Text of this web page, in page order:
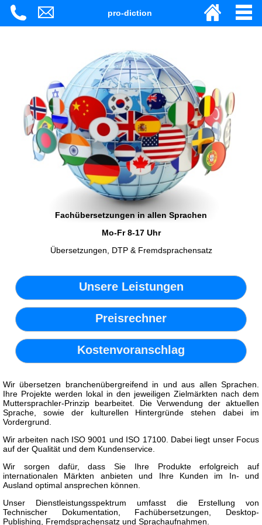
pro-diction
Fachübersetzungen in allen Sprachen
Mo-Fr 8-17 Uhr
Übersetzungen, DTP & Fremdsprachensatz
Unsere Leistungen
Preisrechner
Kostenvoranschlag
Wir übersetzen branchenübergreifend in und aus allen Sprachen.
Ihre Projekte werden lokal in den jeweiligen Zielmärkten nach dem
Muttersprachler-Prinzip bearbeitet. Die Verwendung der aktuellen
Sprache, sowie der kulturellen Hintergründe stehen dabei im
Vordergrund.
Wir arbeiten nach ISO 9001 und ISO 17100. Dabei liegt unser Focus
auf der Qualität und dem Kundenservice.
Wir sorgen dafür, dass Sie Ihre Produkte erfolgreich auf
internationalen Märkten anbieten und Ihre Kunden im In- und
Ausland optimal ansprechen können.
Unser Dienstleistungsspektrum umfasst die Erstellung von
Technischer Dokumentation, Fachübersetzungen, Desktop-
Publishing, Fremdsprachensatz und Sprachaufnahmen.